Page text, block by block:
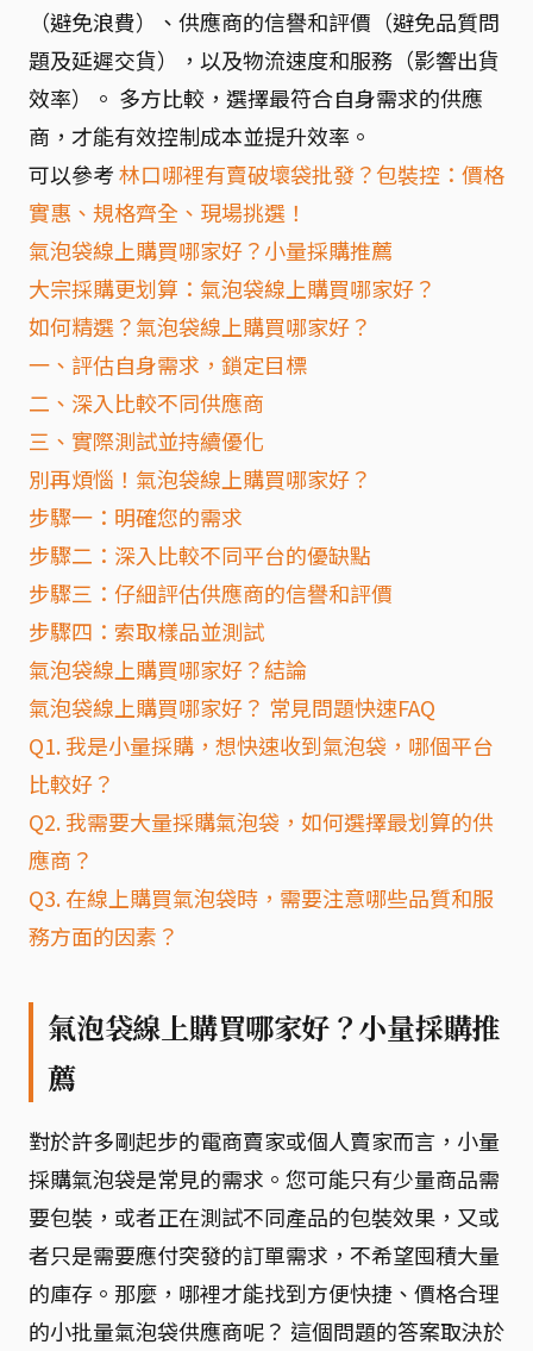
（避免浪費）、供應商的信譽和評價（避免品質問
題及延遲交貨），以及物流速度和服務（影響出貨
效率）。 多方比較，選擇最符合自身需求的供應
商，才能有效控制成本並提升效率。
可以參考林口哪裡有賣破壞袋批發？包裝控：價格
實惠、規格齊全、現場挑選！
氣泡袋線上購買哪家好？小量採購推薦
大宗採購更划算：氣泡袋線上購買哪家好？
如何精選？氣泡袋線上購買哪家好？
一、評估自身需求，鎖定目標
二、深入比較不同供應商
三、實際測試並持續優化
別再煩惱！氣泡袋線上購買哪家好？
步驟一：明確您的需求
步驟二：深入比較不同平台的優缺點
步驟三：仔細評估供應商的信譽和評價
步驟四：索取樣品並測試
氣泡袋線上購買哪家好？結論
氣泡袋線上購買哪家好？ 常見問題快速FAQ
Q1. 我是小量採購，想快速收到氣泡袋，哪個平台
比較好？
Q2. 我需要大量採購氣泡袋，如何選擇最划算的供
應商？
Q3. 在線上購買氣泡袋時，需要注意哪些品質和服
務方面的因素？
氣泡袋線上購買哪家好？小量採購推
薦
對於許多剛起步的電商賣家或個人賣家而言，小量
採購氣泡袋是常見的需求。您可能只有少量商品需
要包裝，或者正在測試不同產品的包裝效果，又或
者只是需要應付突發的訂單需求，不希望囤積大量
的庫存。那麼，哪裡才能找到方便快捷、價格合理
的小批量氣泡袋供應商呢？ 這個問題的答案取決於